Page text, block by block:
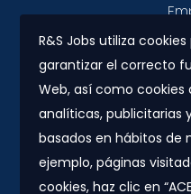
R&S Jobs utiliza
garantizar el correcto
Web, así como cookies
analíticas, publicitarias
basados en hábitos de
ejemplo, páginas
cookies, haz clic en
Plaza
08010
900 877